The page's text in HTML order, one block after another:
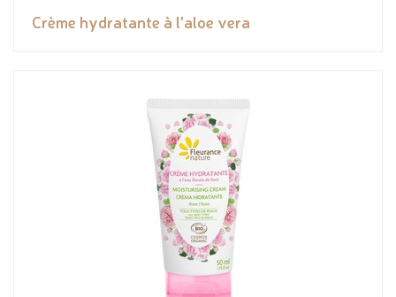
Crème hydratante à l'aloe vera